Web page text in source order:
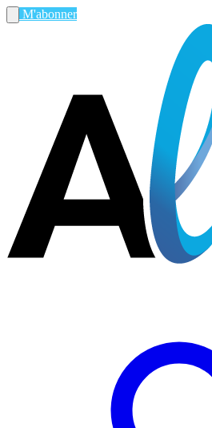
M'abonner